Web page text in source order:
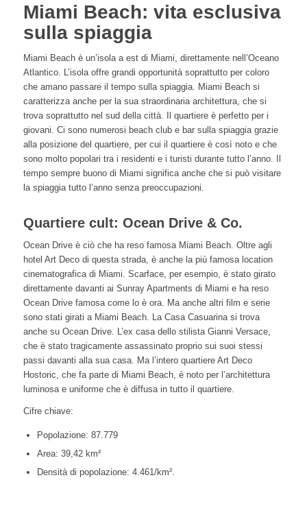
Miami Beach: vita esclusiva
sulla spiaggia
Miami Beach è un’isola a est di Miami, direttamente nell’Oceano
Atlantico. L’isola offre grandi opportunità soprattutto per coloro
che amano passare il tempo sulla spiaggia. Miami Beach si
caratterizza anche per la sua straordinaria architettura, che si
trova soprattutto nel sud della città. Il quartiere è perfetto per i
giovani. Ci sono numerosi beach club e bar sulla spiaggia grazie
alla posizione del quartiere, per cui il quartiere è così noto e che
sono molto popolari tra i residenti e i turisti durante tutto l’anno. Il
tempo sempre buono di Miami significa anche che si può visitare
la spiaggia tutto l’anno senza preoccupazioni.
Quartiere cult: Ocean Drive & Co.
Ocean Drive è ciò che ha reso famosa Miami Beach. Oltre agli
hotel Art Deco di questa strada, è anche la più famosa location
cinematografica di Miami. Scarface, per esempio, è stato girato
direttamente davanti ai Sunray Apartments di Miami e ha reso
Ocean Drive famosa come lo è ora. Ma anche altri film e serie
sono stati girati a Miami Beach. La Casa Casuarina si trova
anche su Ocean Drive. L’ex casa dello stilista Gianni Versace,
che è stato tragicamente assassinato proprio sui suoi stessi
passi davanti alla sua casa. Ma l’intero quartiere Art Deco
Hostoric, che fa parte di Miami Beach, è noto per l’architettura
luminosa e uniforme che è diffusa in tutto il quartiere.
Cifre chiave:
Popolazione: 87.779
Area: 39,42 km²
Densità di popolazione: 4.461/km².